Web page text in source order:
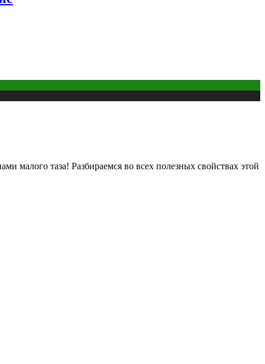
малого таза! Разбираемся во всех полезных свойствах этой